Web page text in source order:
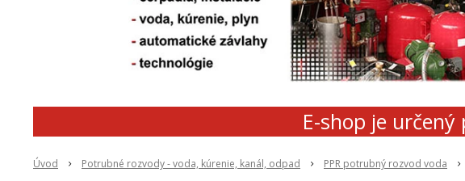
E-shop je
Úvod Potrubné rozvody - voda, kúrenie, kanál, odpad PPR potrubný rozvod voda